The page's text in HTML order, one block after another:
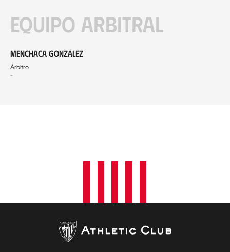
Equipo arbitral
Menchaca González
Árbitro
-